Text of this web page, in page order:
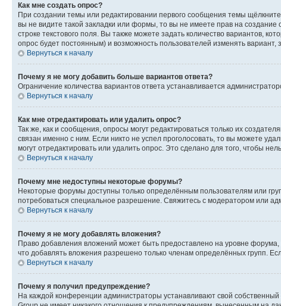
Как мне создать опрос?
При создании темы или редактировании первого сообщения темы
вы не видите такой закладки или формы, то вы не имеете прав на
строке текстового поля. Вы также можете задать количество вариантов,
опрос будет постоянным) и возможность пользователей изменять вариант,
Вернуться к началу
Почему я не могу добавить больше вариантов ответа?
Ограничение количества вариантов ответа устанавливается
Вернуться к началу
Как мне отредактировать или удалить опрос?
Так же, как и сообщения, опросы могут редактироваться только их
связан именно с ним. Если никто не успел проголосовать, то вы можете
могут отредактировать или удалить опрос. Это сделано для того, чтобы
Вернуться к началу
Почему мне недоступны некоторые форумы?
Некоторые форумы доступны только определённым пользователям или
потребоваться специальное разрешение. Свяжитесь с модератором или
Вернуться к началу
Почему я не могу добавлять вложения?
Право добавления вложений может быть предоставлено на уровне
что добавлять вложения разрешено только членам определённых групп.
Вернуться к началу
Почему я получил предупреждение?
На каждой конференции администраторы устанавливают свой